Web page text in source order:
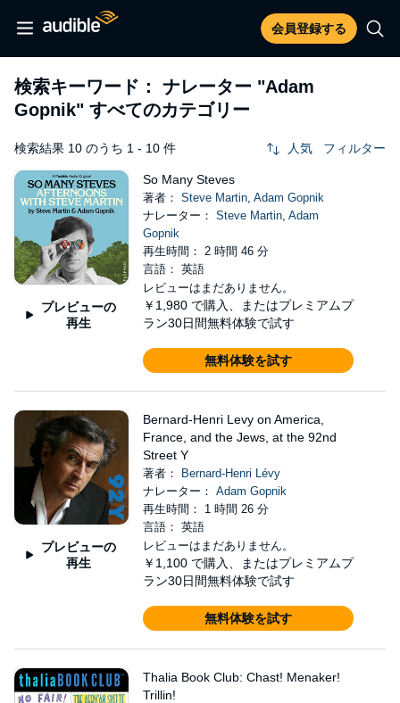
会員登録する
検索キーワード： ナレーター "Adam
Gopnik" すべてのカテゴリー
検索結果 10 のうち 1 - 10 件 人気 フィルター
プレビューの
再生
So Many Steves
著者： Steve Martin, Adam Gopnik
ナレーター： Steve Martin, Adam
Gopnik
再生時間： 2 時間 46 分
言語： 英語
レビューはまだありません。
￥1,980 で購入、またはプレミアムプ
ラン30日間無料体験で試す
無料体験を試す
プレビューの
再生
Bernard-Henri Levy on America,
France, and the Jews, at the 92nd
Street Y
著者：
Bernard-Henri Lévy
ナレーター： Adam Gopnik
再生時間： 1 時間 26 分
言語： 英語
レビューはまだありません。
￥1,100 で購入、またはプレミアムプ
ラン30日間無料体験で試す
無料体験を試す
Thalia Book Club: Chast! Menaker!
Trillin!